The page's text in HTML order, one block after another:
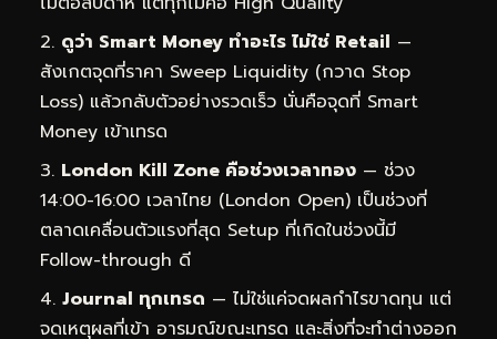
ดูว่า Smart Money ทำอะไร ไม่ใช่ Retail —
สังเกตจุดที่ราคา Sweep Liquidity (กวาด Stop
Loss) แล้วกลับตัวอย่างรวดเร็ว นั่นคือจุดที่ Smart
Money เข้าเทรด
London Kill Zone คือช่วงเวลาทอง — ช่วง
14:00-16:00 เวลาไทย (London Open) เป็นช่วงที่
ตลาดเคลื่อนตัวแรงที่สุด Setup ที่เกิดในช่วงนี้มี
Follow-through ดี
Journal ทุกเทรด — ไม่ใช่แค่จดผลกำไรขาดทุน แต่
จดเหตุผลที่เข้า อารมณ์ขณะเทรด และสิ่งที่จะทำต่างออก